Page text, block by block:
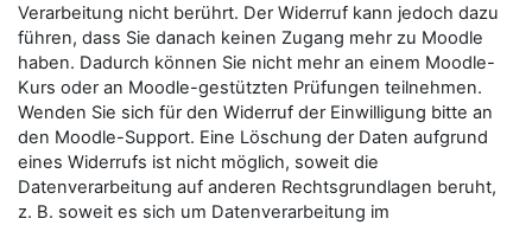
Verarbeitung nicht berührt. Der Widerruf kann jedoch dazu
führen, dass Sie danach keinen Zugang mehr zu Moodle
haben. Dadurch können Sie nicht mehr an einem Moodle-
Kurs oder an Moodle-gestützten Prüfungen teilnehmen.
Wenden Sie sich für den Widerruf der Einwilligung bitte an
den Moodle-Support. Eine Löschung der Daten aufgrund
eines Widerrufs ist nicht möglich, soweit die
Datenverarbeitung auf anderen Rechtsgrundlagen beruht,
z. B. soweit es sich um Datenverarbeitung im